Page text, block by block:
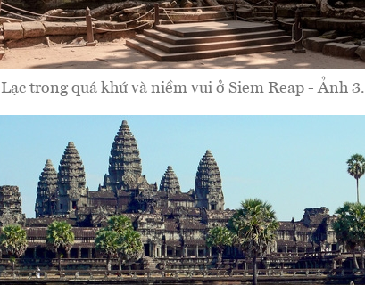
Lạc trong quá khứ và niềm vui ở Siem Reap - Ảnh 3.